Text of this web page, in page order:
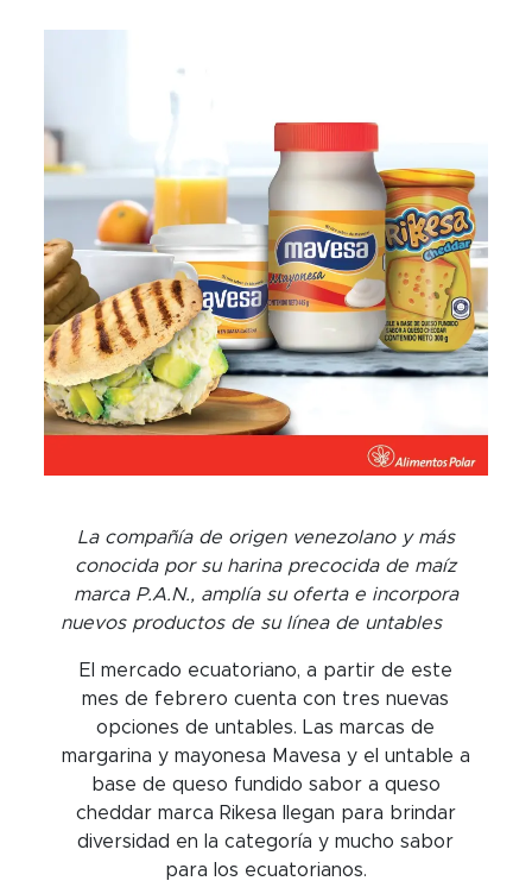
La compañía de origen venezolano y más
conocida por su harina precocida de maíz
marca P.A.N., amplía su oferta e incorpora
nuevos productos de su línea de untables
El mercado ecuatoriano, a partir de este
mes de febrero cuenta con tres nuevas
opciones de untables. Las marcas de
margarina y mayonesa Mavesa y el untable a
base de queso fundido sabor a queso
cheddar marca Rikesa llegan para brindar
diversidad en la categoría y mucho sabor
para los ecuatorianos.